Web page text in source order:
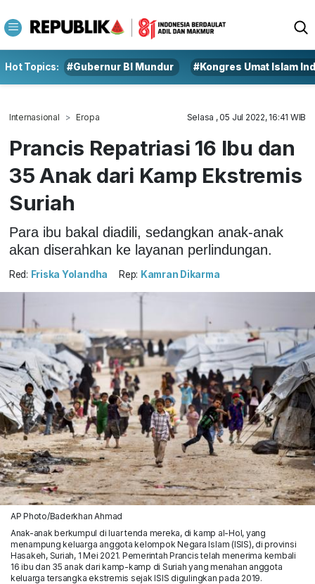
Hot Topics: #Gubernur BI Mundur #Kongres Umat Islam
Internasional Eropa Selasa , 05 Jul 2022, 16:41 WIB
Prancis Repatriasi 16 Ibu dan
35 Anak dari Kamp Ekstremis
Suriah
Para ibu bakal diadili, sedangkan anak-anak
akan diserahkan ke layanan perlindungan.
Red: Friska Yolandha Rep: Kamran Dikarma
AP Photo/Baderkhan Ahmad
Anak-anak berkumpul di luar tenda mereka, di kamp al-Hol, yang
menampung keluarga anggota kelompok Negara Islam (ISIS), di provinsi
Hasakeh, Suriah, 1 Mei 2021. Pemerintah Prancis telah menerima kembali
16 ibu dan 35 anak dari kamp-kamp di Suriah yang menahan anggota
keluarga tersangka ekstremis sejak ISIS digulingkan pada 2019.